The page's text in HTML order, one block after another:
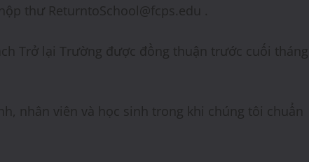
thư ReturntoSchool@fcps.edu .
Trở lại Trường được đồng thuận trước cuối tháng
nhân viên và học sinh trong khi chúng tôi chuẩn